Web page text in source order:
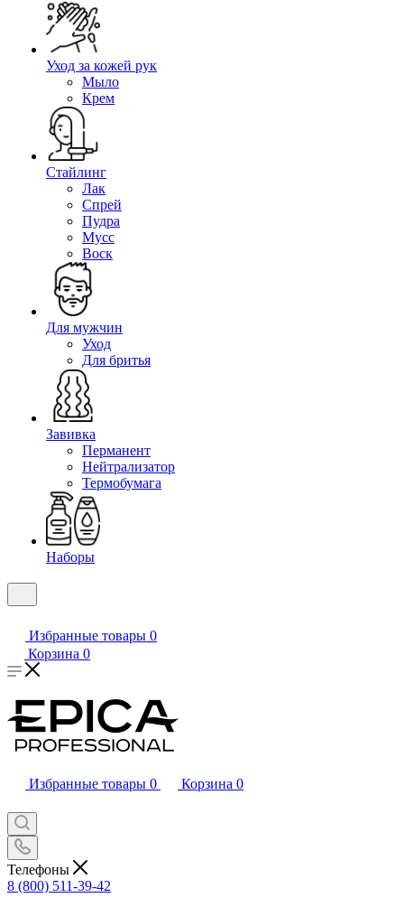
Уход за кожей рук
Мыло
Крем
Стайлинг
Лак
Спрей
Пудра
Мусс
Воск
Для мужчин
Уход
Для бритья
Завивка
Перманент
Нейтрализатор
Термобумага
Наборы
Избранные товары 0
Корзина 0
Избранные товары 0 Корзина 0
Телефоны
8 (800) 511-39-42